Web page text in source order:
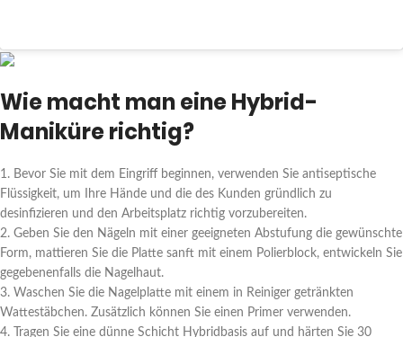
Wie macht man eine Hybrid-
Maniküre richtig?
1. Bevor Sie mit dem Eingriff beginnen, verwenden Sie antiseptische
Flüssigkeit, um Ihre Hände und die des Kunden gründlich zu
desinfizieren und den Arbeitsplatz richtig vorzubereiten.
2. Geben Sie den Nägeln mit einer geeigneten Abstufung die gewünschte
Form, mattieren Sie die Platte sanft mit einem Polierblock, entwickeln Sie
gegebenenfalls die Nagelhaut.
3. Waschen Sie die Nagelplatte mit einem in Reiniger getränkten
Wattestäbchen. Zusätzlich können Sie einen Primer verwenden.
4. Tragen Sie eine dünne Schicht Hybridbasis auf und härten Sie 30